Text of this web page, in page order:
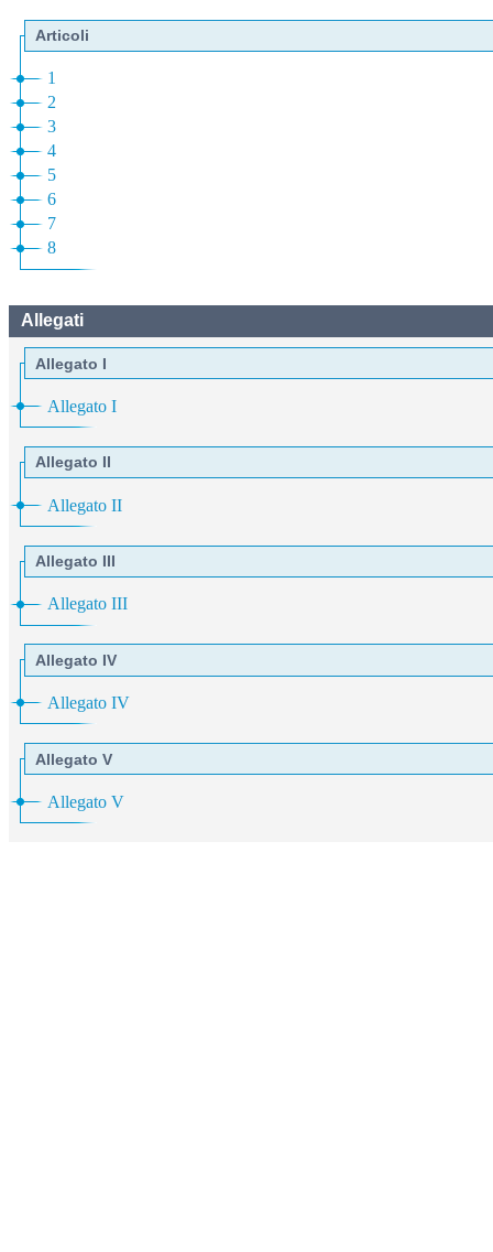
Articoli
1
2
3
4
5
6
7
8
Allegati
Allegato I
Allegato I
Allegato II
Allegato II
Allegato III
Allegato III
Allegato IV
Allegato IV
Allegato V
Allegato V